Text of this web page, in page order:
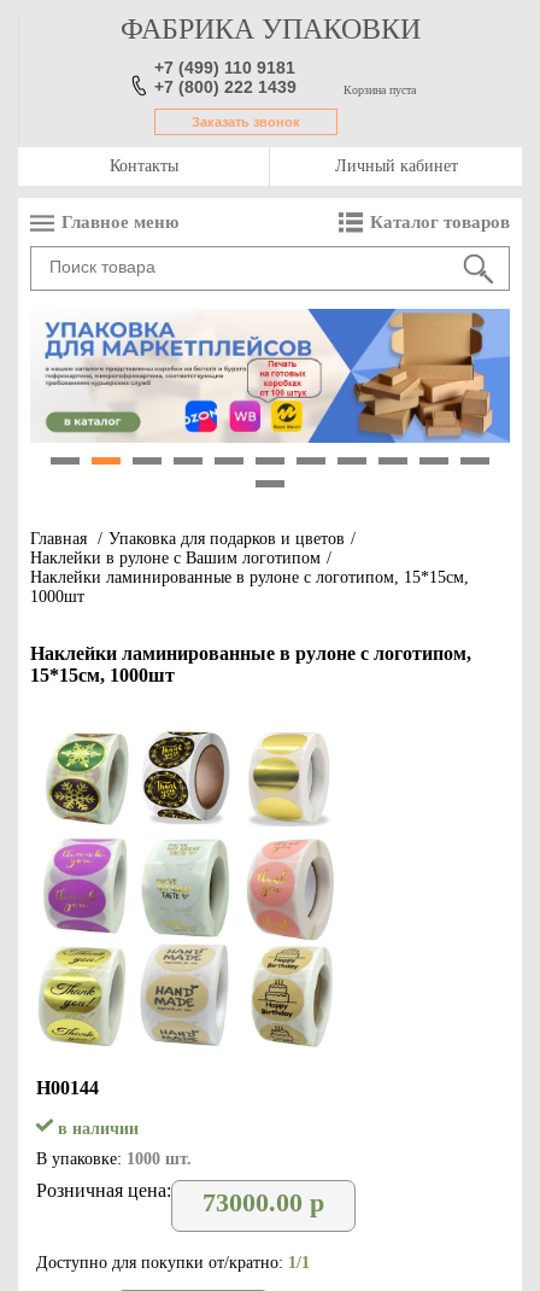
ФАБРИКА УПАКОВКИ
+7 (499) 110 9181
+7 (800) 222 1439
Заказать звонок
Корзина пуста
Контакты Личный кабинет
Главное меню Каталог товаров
Главная / Упаковка для подарков и цветов /
Наклейки в рулоне с Вашим логотипом /
Наклейки ламинированные в рулоне с логотипом, 15*15см,
1000шт
Наклейки ламинированные в рулоне с логотипом,
15*15см, 1000шт
Н00144
в наличии
В упаковке: 1000 шт.
Розничная цена: 73000.00 р
Доступно для покупки от/кратно: 1/1